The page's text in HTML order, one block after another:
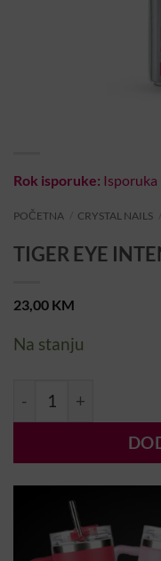
Rok isporuke: Isporuka
POČETNA CRYSTAL NAILS
TIGER EYE
23,00 KM
Na stanju
TIGER EYE